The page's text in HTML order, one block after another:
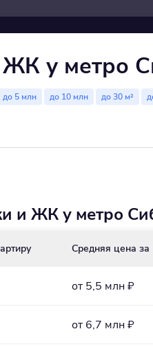
у метро
до 5 млн до 10 млн до 30 м²
и ЖК у метро
Средняя цена за
от 5,5 млн ₽
от 6,7 млн ₽